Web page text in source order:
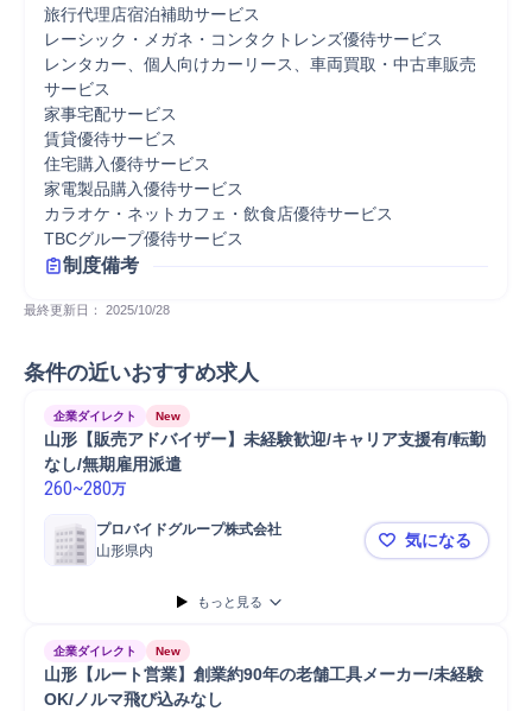
旅行代理店宿泊補助サービス
レーシック・メガネ・コンタクトレンズ優待サービス
レンタカー、個人向けカーリース、車両買取・中古車販売
サービス
家事宅配サービス
賃貸優待サービス
住宅購入優待サービス
家電製品購入優待サービス
カラオケ・ネットカフェ・飲食店優待サービス
TBCグループ優待サービス
制度備考
最終更新日： 2025/10/28
条件の近いおすすめ求人
企業ダイレクト New
山形【販売アドバイザー】未経験歓迎/キャリア支援有/転勤
なし/無期雇用派遣
260~280万
プロバイドグループ株式会社
山形県内
山形【販売
気になる
もっと見る
企業ダイレクト New
山形【ルート営業】創業約90年の老舗工具メーカー/未経験
OK/ノルマ飛び込みなし